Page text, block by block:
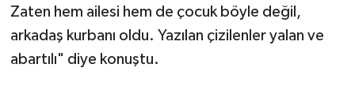
Zaten hem ailesi hem de çocuk böyle değil,
arkadaş kurbanı oldu. Yazılan çizilenler yalan ve
abartılı" diye konuştu.